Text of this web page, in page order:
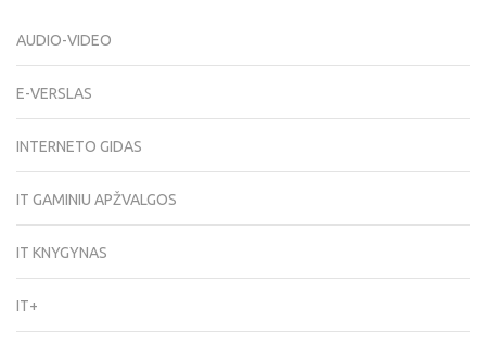
AUDIO-VIDEO
E-VERSLAS
INTERNETO GIDAS
IT GAMINIU APŽVALGOS
IT KNYGYNAS
IT+